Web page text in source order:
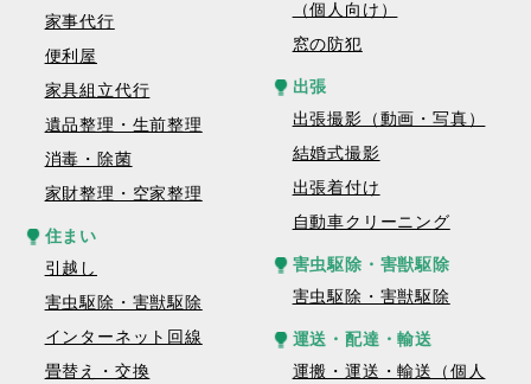
家事代行
便利屋
家具組立代行
遺品整理・生前整理
消毒・除菌
家財整理・空家整理
住まい
引越し
害虫駆除・害獣駆除
インターネット回線
畳替え・交換
（個人向け）
窓の防犯
出張
出張撮影（動画・写真）
結婚式撮影
出張着付け
自動車クリーニング
害虫駆除・害獣駆除
害虫駆除・害獣駆除
運送・配達・輸送
運搬・運送・輸送（個人